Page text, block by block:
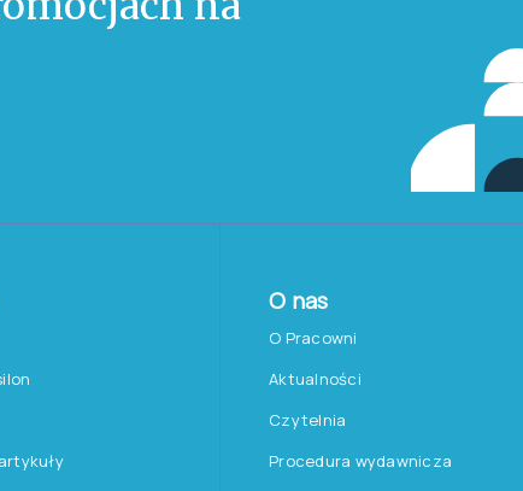
O nas
O Pracowni
Aktualności
Czytelnia
Procedura wydawnicza